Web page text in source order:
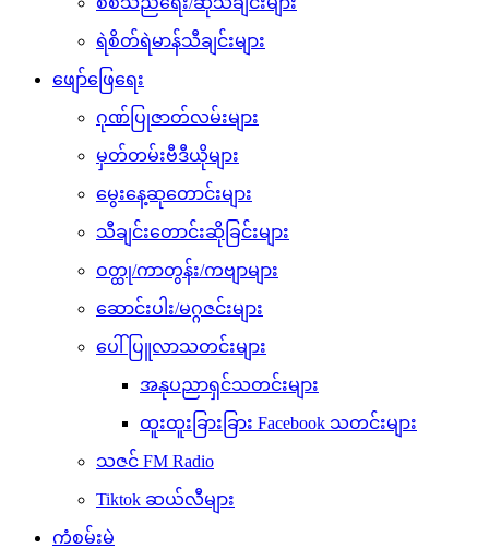
ရဲစိတ်ရဲမာန်သီချင်းများ
ဖျော်ဖြေရေး
ဂုဏ်ပြုဇာတ်လမ်းများ
မှတ်တမ်းဗီဒီယိုများ
မွေးနေ့ဆုတောင်းများ
သီချင်းတောင်းဆိုခြင်းများ
ဝတ္ထု/ကာတွန်း/ကဗျာများ
ဆောင်းပါး/မဂ္ဂဇင်းများ
ပေါ်ပြူလာသတင်းများ
အနုပညာရှင်သတင်းများ
ထူးထူးခြားခြား Facebook သတင်းများ
သဇင် FM Radio
Tiktok ဆယ်လီများ
ကံစမ်းမဲ